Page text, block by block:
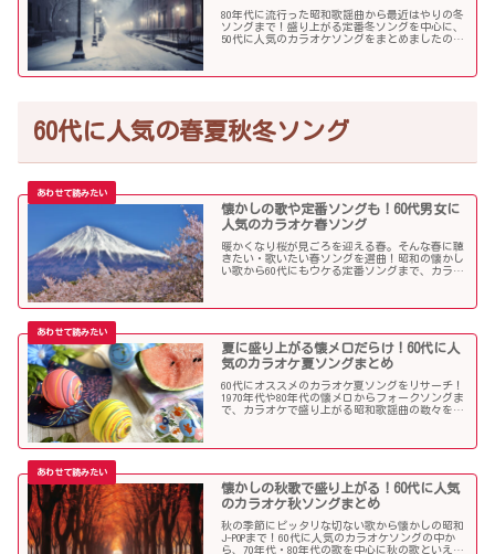
80年代に流行った昭和歌謡曲から最近はやりの冬
ソングまで！盛り上がる定番冬ソングを中心に、
50代に人気のカラオケソングをまとめましたので
60代に人気の春夏秋冬ソング
懐かしの歌や定番ソングも！60代男女に
人気のカラオケ春ソング
暖かくなり桜が見ごろを迎える春。そんな春に聴
きたい・歌いたい春ソングを選曲！昭和の懐かし
い歌から60代にもウケる定番ソングまで、カラオ
夏に盛り上がる懐メロだらけ！60代に人
気のカラオケ夏ソングまとめ
60代にオススメのカラオケ夏ソングをリサーチ！
1970年代や80年代の懐メロからフォークソングま
で、カラオケで盛り上がる昭和歌謡曲の数々を取
懐かしの秋歌で盛り上がる！60代に人気
のカラオケ秋ソングまとめ
秋の季節にピッタリな切ない歌から懐かしの昭和
J-POPまで！60代に人気のカラオケソングの中か
ら、70年代・80年代の歌を中心に秋の歌といえば